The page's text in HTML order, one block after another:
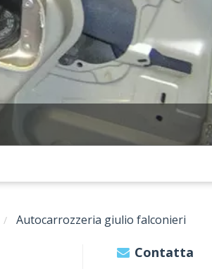
Autocarrozzeria giulio falconieri
Contatta